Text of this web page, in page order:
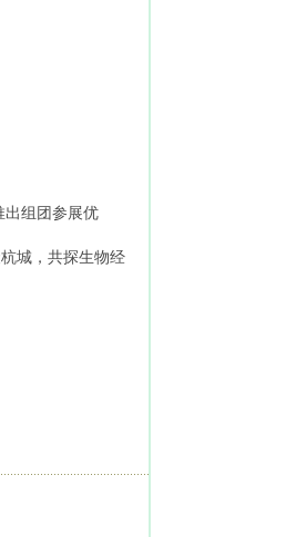
出组团参展优
城，共探生物经